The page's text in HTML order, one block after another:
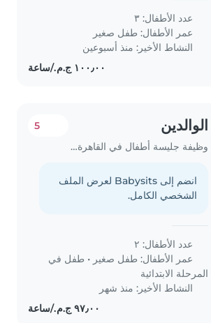
عدد الأطفال: ٣
عمر الأطفال: طفل صغير
النشاط الأخير: منذ أسبوعين
الوالدين
وظيفة جليسة أطفال في القاهرة الجديدة
5
انضم إلى Babysits لعرض الملف
الشخصي الكامل.
عدد الأطفال: ٢
عمر الأطفال: طفل صغير • طفل في
المرحلة الابتدائية
النشاط الأخير: منذ شهر